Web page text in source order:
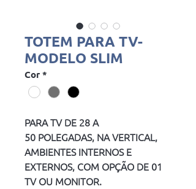
TOTEM PARA TV-
MODELO SLIM
Cor *
PARA TV DE 28 A
50 POLEGADAS, NA VERTICAL,
AMBIENTES INTERNOS E
EXTERNOS, COM OPÇÃO DE 01
TV OU MONITOR.